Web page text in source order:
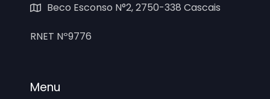
Beco Esconso N°2, 2750-338 Cascais
RNET Nº9776
Menu